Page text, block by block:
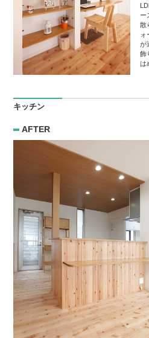
ー
散
ォ
が
飾
は
キッチン
AFTER